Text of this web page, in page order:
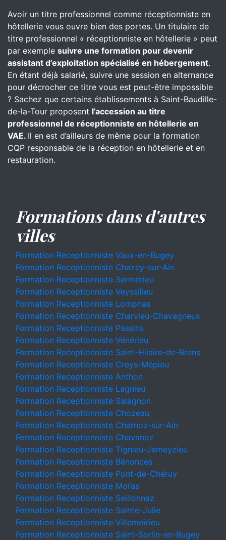
Avoir un titre professionnel comme réceptionniste en
hôtellerie vous ouvre bien des portes. Un titulaire de
titre professionnel « réceptionniste en hôtellerie » peut
par exemple suivre une formation pour devenir
assistant d’exploitation spécialisé en hébergement.
En étant déjà salarié, suivre une session en alternance
pour décrocher ce titre vous est peut-être impossible
? Sachez que certains établissements à Saint-Baudille-
de-la-Tour proposent l’accession au titre
professionnel de réceptionniste en hôtellerie en
VAE. Il en est d’ailleurs de même pour la formation
CQP responsable de la réception en hôtellerie et en
restauration.
Formations dans d'autres
villes
Formation Receptionniste Vaux-en-Bugey
Formation Receptionniste Chazey-sur-Ain
Formation Receptionniste Sermérieu
Formation Receptionniste Veyssilieu
Formation Receptionniste Lompnas
Formation Receptionniste Charvieu-Chavagneux
Formation Receptionniste Passins
Formation Receptionniste Vénérieu
Formation Receptionniste Saint-Hilaire-de-Brens
Formation Receptionniste Creys-Mépieu
Formation Receptionniste Anthon
Formation Receptionniste Lagnieu
Formation Receptionniste Salagnon
Formation Receptionniste Chozeau
Formation Receptionniste Charnoz-sur-Ain
Formation Receptionniste Chavanoz
Formation Receptionniste Tignieu-Jameyzieu
Formation Receptionniste Bénonces
Formation Receptionniste Pont-de-Chéruy
Formation Receptionniste Moras
Formation Receptionniste Seillonnaz
Formation Receptionniste Sainte-Julie
Formation Receptionniste Villemoirieu
Formation Receptionniste Saint-Sorlin-en-Bugey